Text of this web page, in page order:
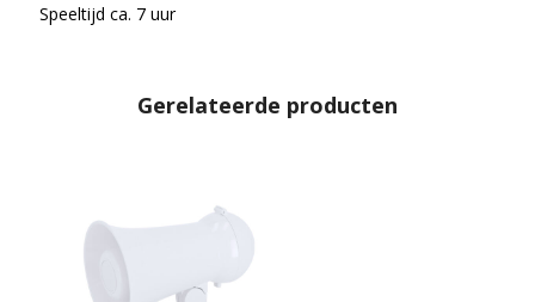
Speeltijd ca. 7 uur
Gerelateerde producten